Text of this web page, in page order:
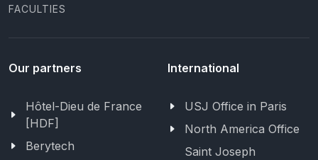
FACULTIES
Our partners
Hôtel-Dieu de France
[HDF]
Berytech
International
USJ Office in Paris
North America Office
Saint Joseph